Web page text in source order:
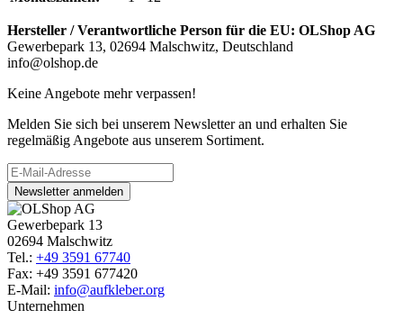
Hersteller / Verantwortliche Person für die EU: OLShop AG
Gewerbepark 13, 02694 Malschwitz, Deutschland
info@olshop.de
Keine Angebote mehr verpassen!
Melden Sie sich bei unserem Newsletter an und erhalten Sie
regelmäßig Angebote aus unserem Sortiment.
Newsletter anmelden
Gewerbepark 13
02694 Malschwitz
Tel.: +49 3591 67740
Fax: +49 3591 677420
E-Mail: info@aufkleber.org
Unternehmen